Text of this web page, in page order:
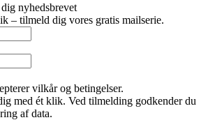
nyhedsbrevet
– tilmeld dig vores gratis mailserie.
vilkår og betingelser.
med ét klik. Ved tilmelding godkender du
af data.